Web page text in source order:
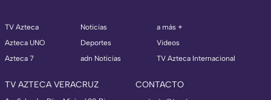
TV Azteca
Azteca UNO
Azteca 7
Noticias
Deportes
adn Noticias
a más +
Videos
TV Azteca Internacional
TV AZTECA VERACRUZ CONTACTO